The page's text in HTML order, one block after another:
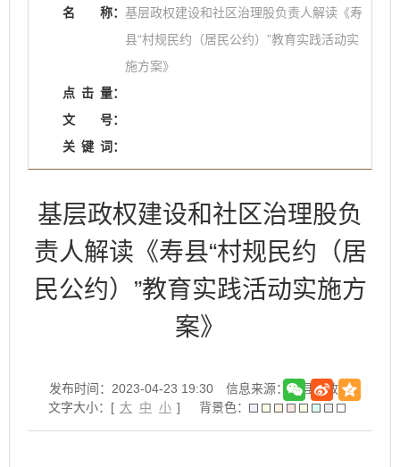
名
称： 基层政权建设和社区治理股负责人解读《寿
县“村规民约（居民公约）”教育实践活动实
施方案》
点 击 量：
文
号：
关 键 词：
基层政权建设和社区治理股负
责人解读《寿县“村规民约（居
民公约）”教育实践活动实施方
案》
发布时间：2023-04-23 19:30
信息来源：寿县民政局
文字大小：[ 大 中 小 ] 背景色：